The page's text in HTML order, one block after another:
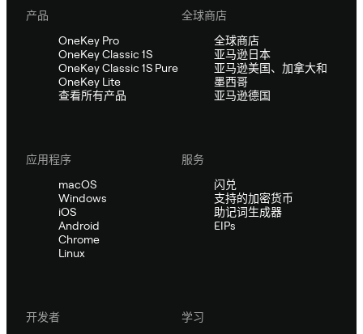
产品
OneKey Pro
OneKey Classic 1S
OneKey Classic 1S Pure
OneKey Lite
查看所有产品
全球商店
全球商店
亚马逊日本
亚马逊美国、加拿大和
墨西哥
亚马逊德国
应用程序
macOS
Windows
iOS
Android
Chrome
Linux
服务
闪兑
支持的加密货币
助记词生成器
EIPs
开发者
学习